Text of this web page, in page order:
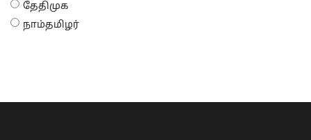
தேதிமுக
நாம்தமிழர்